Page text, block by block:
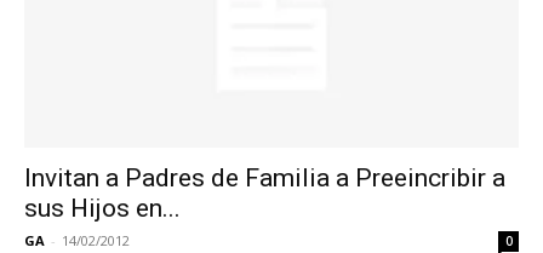
Invitan a Padres de Familia a Preeincribir a
sus Hijos en...
GA - 14/02/2012 0